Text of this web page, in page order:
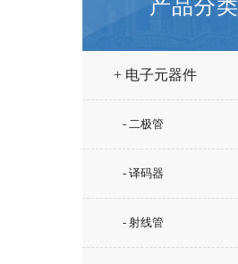
产品分类
+ 电子元器件
- 二极管
- 译码器
- 射线管